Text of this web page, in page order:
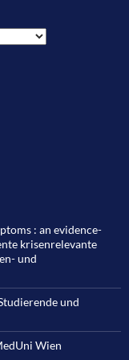
: an evidence-
krisenrelevante
und
und
Wien